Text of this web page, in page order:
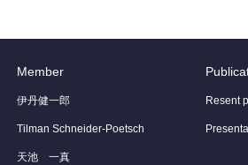
Member
伊丹健一郎
Tilman Schneider-Poetsch
天池 一真
Resent